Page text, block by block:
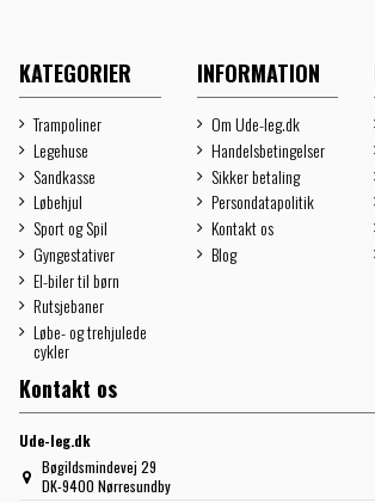
KATEGORIER
Trampoliner
Legehuse
Sandkasse
Løbehjul
Sport og Spil
Gyngestativer
El-biler til børn
Rutsjebaner
Løbe- og trehjulede
cykler
INFORMATION
Om Ude-leg.dk
Handelsbetingelser
Sikker betaling
Persondatapolitik
Kontakt os
Blog
Kontakt os
Ude-leg.dk
Bøgildsmindevej 29
DK-9400 Nørresundby